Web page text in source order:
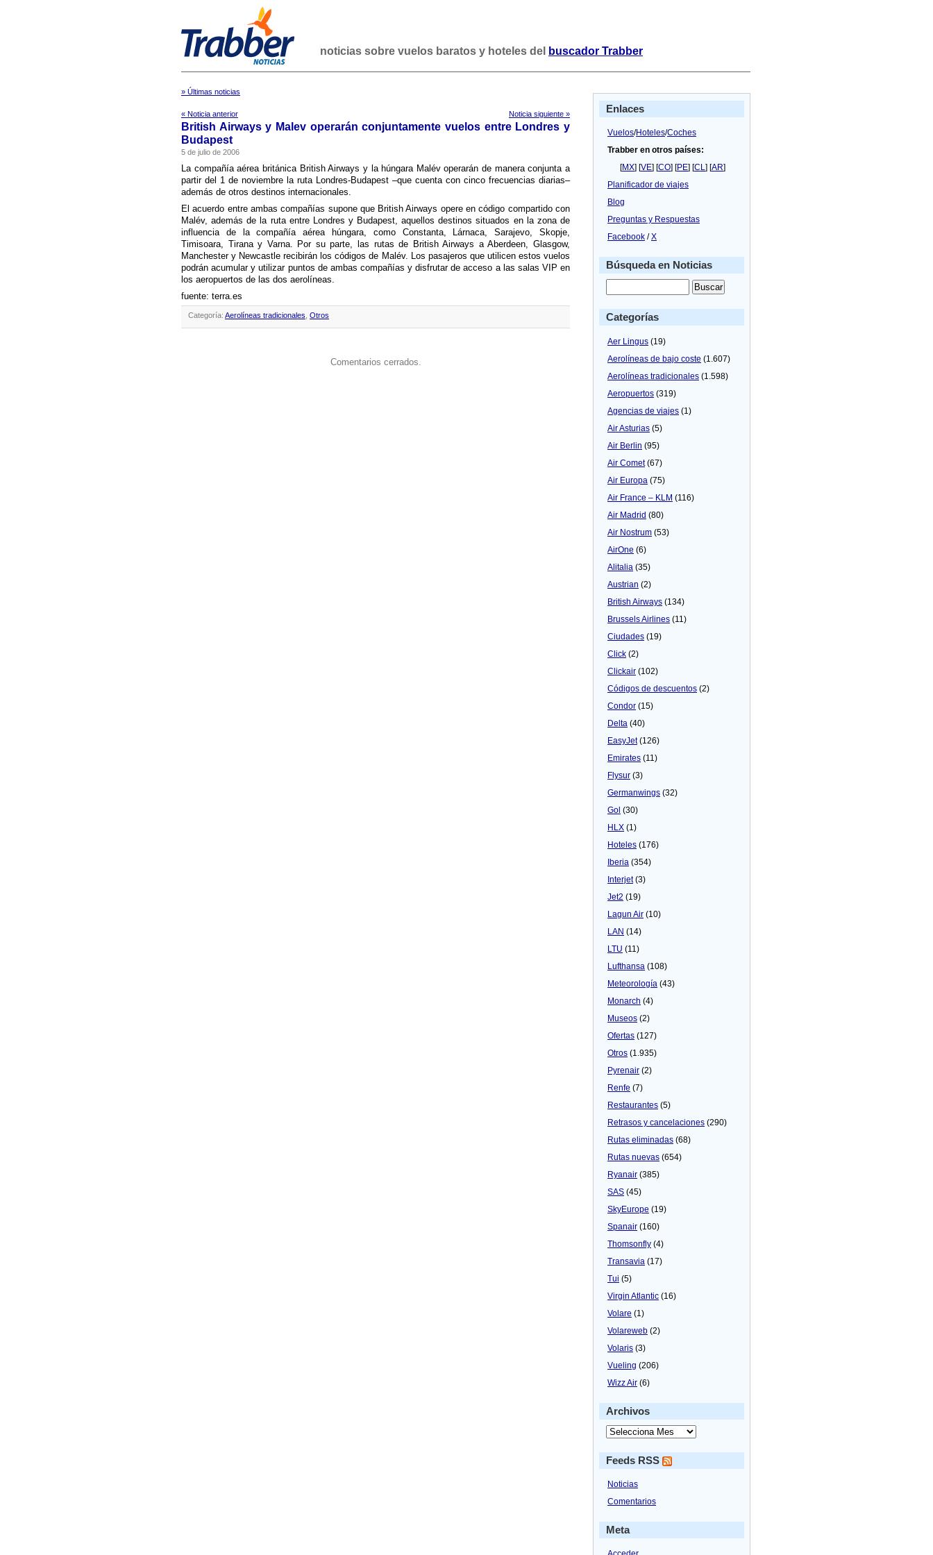
noticias sobre vuelos baratos y hoteles del buscador Trabber
» Últimas noticias
« Noticia anterior Noticia siguiente »
British Airways y Malev operarán conjuntamente vuelos entre Londres y
Budapest
5 de julio de 2006
La compañí­a aérea británica British Airways y la húngara Malév operarán de manera conjunta a
partir del 1 de noviembre la ruta Londres-Budapest –que cuenta con cinco frecuencias diarias–
además de otros destinos internacionales.
El acuerdo entre ambas compañí­as supone que British Airways opere en código compartido con
Malév, además de la ruta entre Londres y Budapest, aquellos destinos situados en la zona de
influencia de la compañí­a aérea húngara, como Constanta, Lárnaca, Sarajevo, Skopje,
Timisoara, Tirana y Varna. Por su parte, las rutas de British Airways a Aberdeen, Glasgow,
Manchester y Newcastle recibirán los códigos de Malév. Los pasajeros que utilicen estos vuelos
podrán acumular y utilizar puntos de ambas compañí­as y disfrutar de acceso a las salas VIP en
los aeropuertos de las dos aerolí­neas.
fuente: terra.es
Categoría: Aerolíneas tradicionales Otros
Comentarios cerrados.
Enlaces
Vuelos/Hoteles/Coches
Trabber en otros países:
[MX] [VE] [CO] [PE] [CL] [AR]
Planificador de viajes
Blog
Preguntas y Respuestas
Facebook /X
Búsqueda en Noticias
Categorías
Aer Lingus (19)
Aerolíneas de bajo coste (1.607)
Aerolíneas tradicionales (1.598)
Aeropuertos (319)
Agencias de viajes (1)
Air Asturias (5)
Air Berlin (95)
Air Comet(67)
Air Europa (75)
Air France – KLM (116)
Air Madrid (80)
Air Nostrum (53)
AirOne (6)
Alitalia (35)
Austrian (2)
British Airways (134)
Brussels Airlines (11)
Ciudades (19)
Click (2)
Clickair (102)
Códigos de descuentos (2)
Condor (15)
Delta (40)
EasyJet(126)
Emirates (11)
Flysur (3)
Germanwings (32)
Gol (30)
HLX (1)
Hoteles (176)
Iberia (354)
Interjet(3)
Jet2 (19)
Lagun Air (10)
LAN (14)
LTU (11)
Lufthansa (108)
Meteorologí­a (43)
Monarch (4)
Museos (2)
Ofertas (127)
Otros (1.935)
Pyrenair (2)
Renfe (7)
Restaurantes (5)
Retrasos y cancelaciones (290)
Rutas eliminadas (68)
Rutas nuevas (654)
Ryanair (385)
SAS (45)
SkyEurope (19)
Spanair (160)
Thomsonfly (4)
Transavia (17)
Tui (5)
Virgin Atlantic (16)
Volare (1)
Volareweb (2)
Volaris (3)
Vueling (206)
Wizz Air (6)
Archivos
Feeds RSS
Noticias
Comentarios
Meta